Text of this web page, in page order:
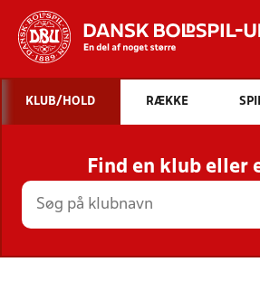
STILLINGER, RESULTATER,
HOLD
KLUB/HOLD RÆKKE
Find en klub eller